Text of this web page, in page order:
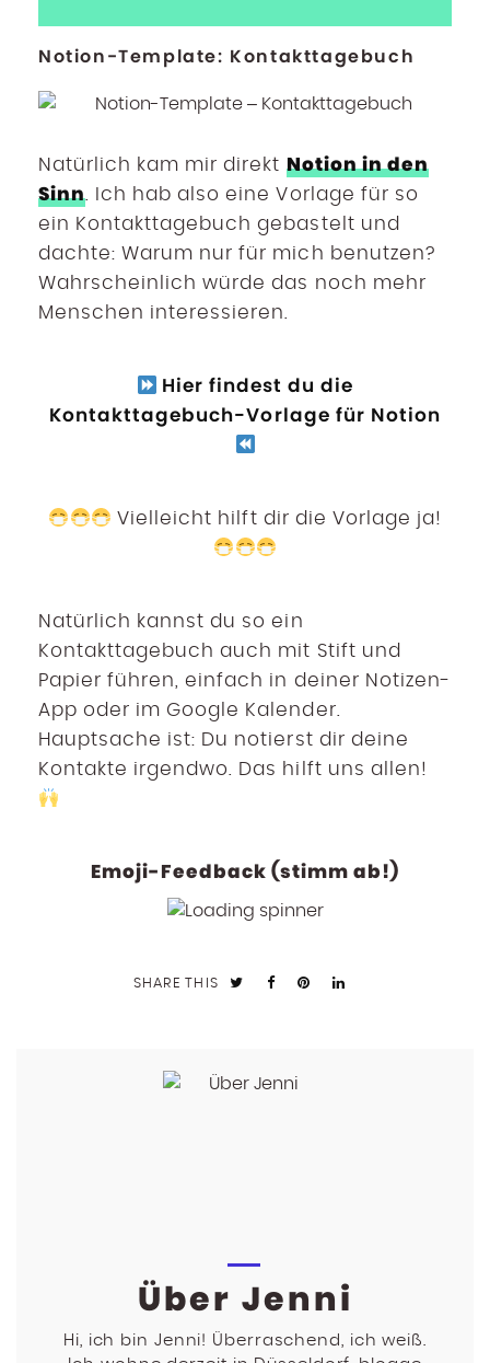
Notion-Template: Kontakttagebuch
Natürlich kam mir direkt Notion in den
Sinn . Ich hab also eine Vorlage für so
ein Kontakttagebuch gebastelt und
dachte: Warum nur für mich benutzen?
Wahrscheinlich würde das noch mehr
Menschen interessieren.
Hier findest du die
Kontakttagebuch-Vorlage für Notion
Vielleicht hilft dir die Vorlage ja!
Natürlich kannst du so ein
Kontakttagebuch auch mit Stift und
Papier führen, einfach in deiner Notizen-
App oder im Google Kalender.
Hauptsache ist: Du notierst dir deine
Kontakte irgendwo. Das hilft uns allen!
Emoji-Feedback (stimm ab!)
SHARE THIS
Über Jenni
Hi, ich bin Jenni! Überraschend, ich weiß.